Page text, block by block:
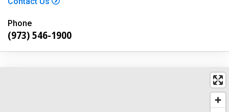
Phone
(973) 546-1900